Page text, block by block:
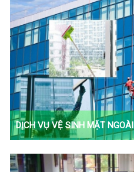
DỊCH VỤ VỆ SINH MẶT NGOÀI